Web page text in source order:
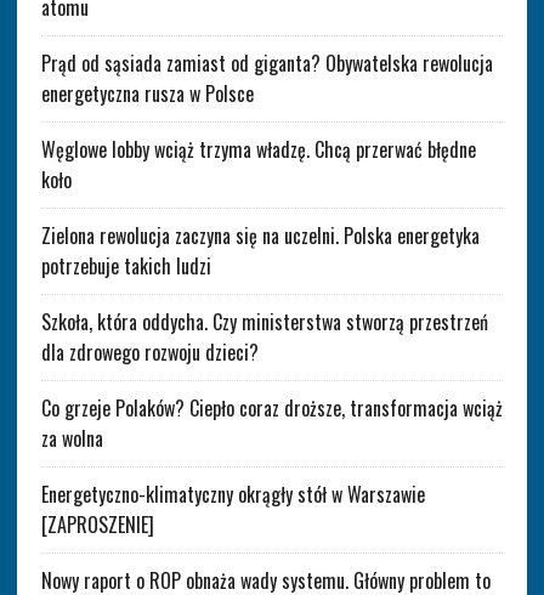
atomu
Prąd od sąsiada zamiast od giganta? Obywatelska rewolucja
energetyczna rusza w Polsce
Węglowe lobby wciąż trzyma władzę. Chcą przerwać błędne
koło
Zielona rewolucja zaczyna się na uczelni. Polska energetyka
potrzebuje takich ludzi
Szkoła, która oddycha. Czy ministerstwa stworzą przestrzeń
dla zdrowego rozwoju dzieci?
Co grzeje Polaków? Ciepło coraz droższe, transformacja wciąż
za wolna
Energetyczno-klimatyczny okrągły stół w Warszawie
[ZAPROSZENIE]
Nowy raport o ROP obnaża wady systemu. Główny problem to